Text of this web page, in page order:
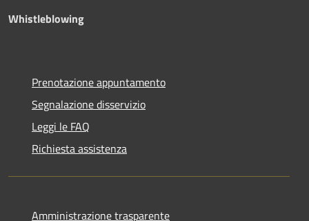
Whistleblowing
Prenotazione appuntamento
Segnalazione disservizio
Leggi le FAQ
Richiesta assistenza
Amministrazione trasparente